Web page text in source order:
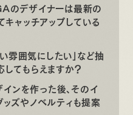
デザイナーは最新の
キャッチアップしている
囲気にしたい」など抽
てもらえますか？
ンを作った後、そのイ
ズやノベルティも提案